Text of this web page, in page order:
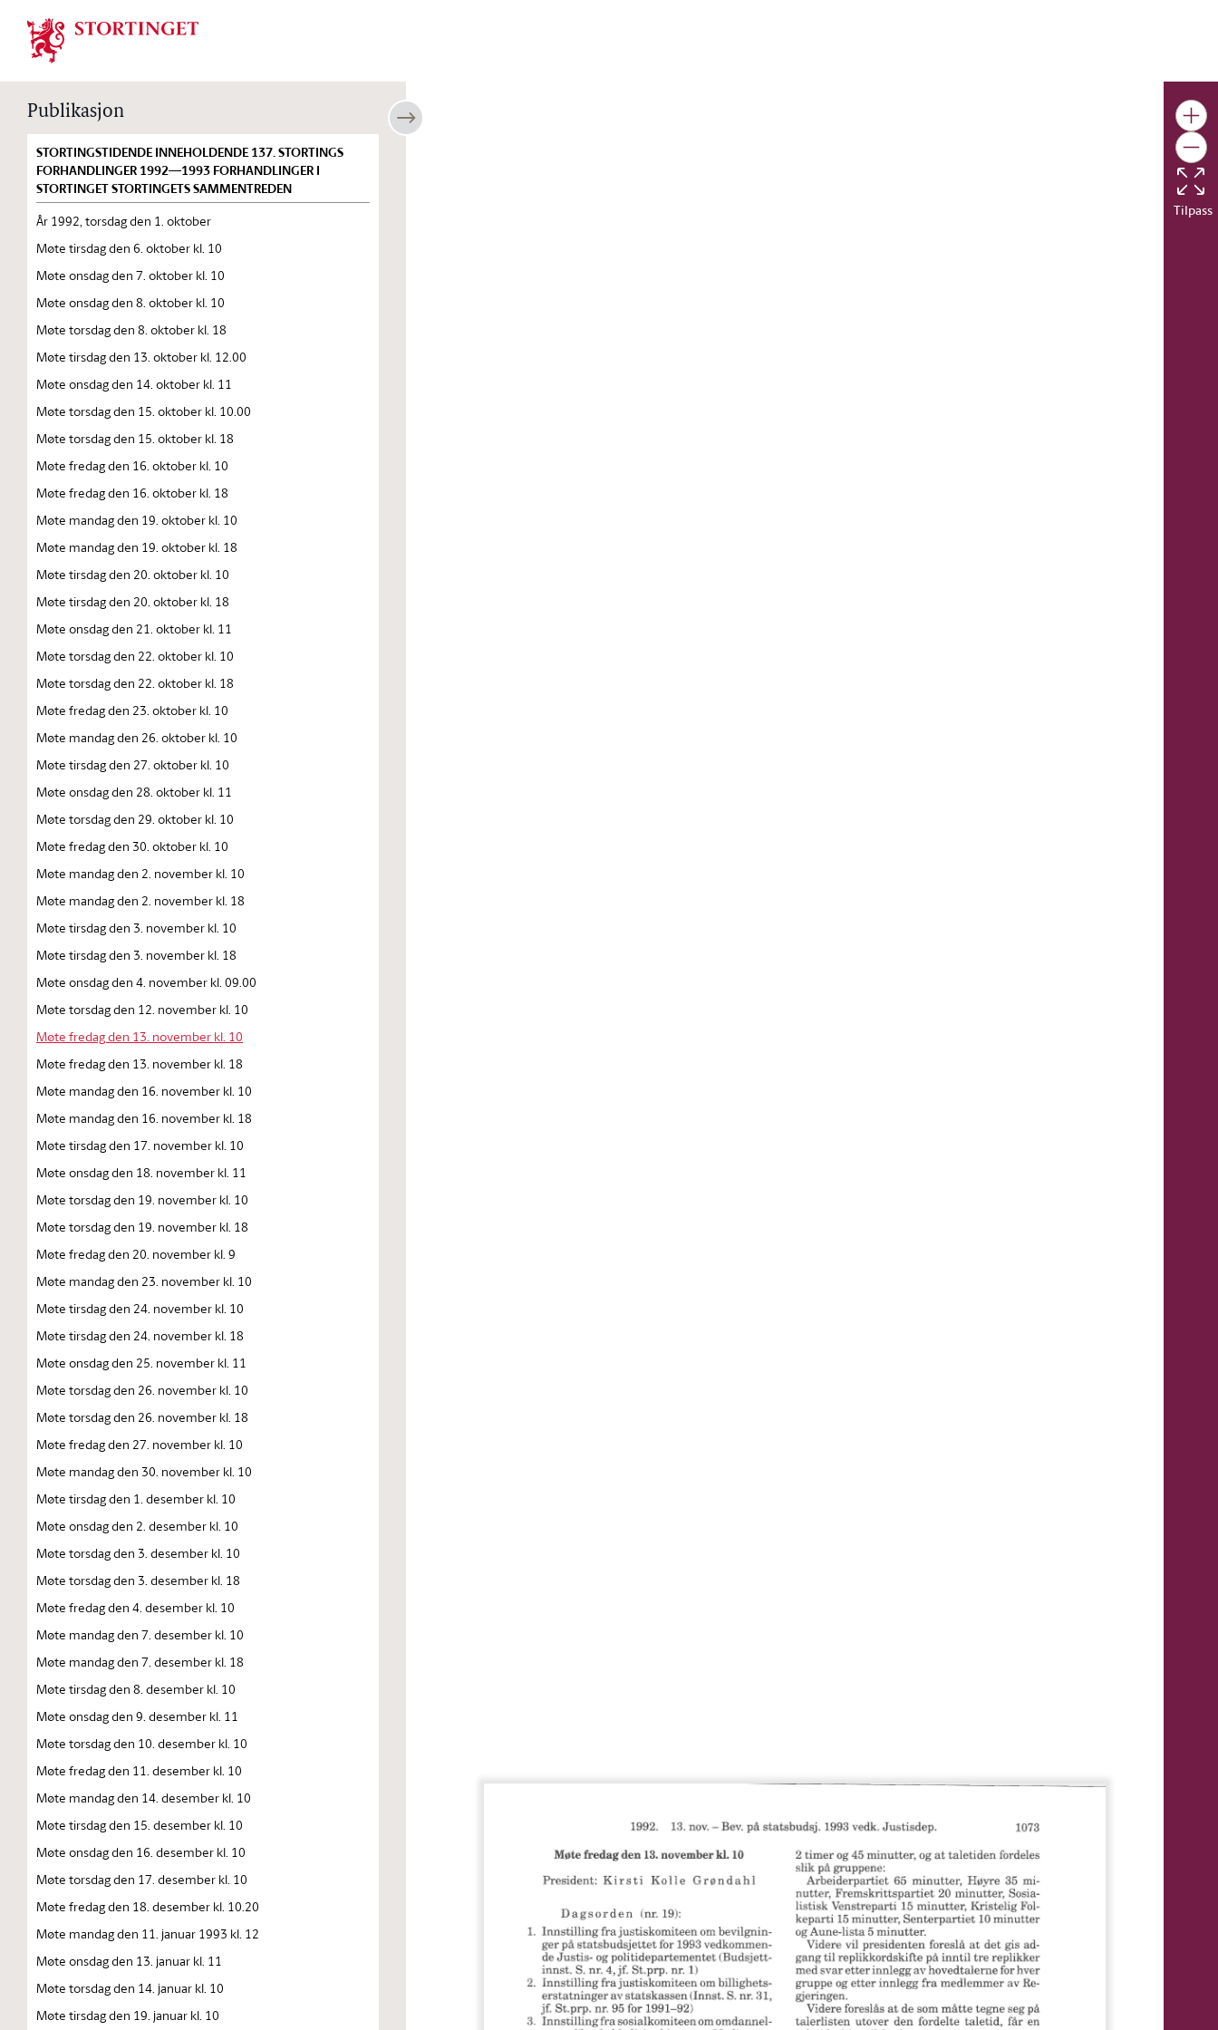
Stortinget.no
Publikasjon
STORTINGSTIDENDE INNEHOLDENDE 137. STORTINGS
FORHANDLINGER 1992—1993 FORHANDLINGER I
STORTINGET STORTINGETS SAMMENTREDEN
År 1992, torsdag den 1. oktober
Møte tirsdag den 6. oktober kl. 10
Møte onsdag den 7. oktober kl. 10
Møte onsdag den 8. oktober kl. 10
Møte torsdag den 8. oktober kl. 18
Møte tirsdag den 13. oktober kl. 12.00
Møte onsdag den 14. oktober kl. 11
Møte torsdag den 15. oktober kl. 10.00
Møte torsdag den 15. oktober kl. 18
Møte fredag den 16. oktober kl. 10
Møte fredag den 16. oktober kl. 18
Møte mandag den 19. oktober kl. 10
Møte mandag den 19. oktober kl. 18
Møte tirsdag den 20. oktober kl. 10
Møte tirsdag den 20. oktober kl. 18
Møte onsdag den 21. oktober kl. 11
Møte torsdag den 22. oktober kl. 10
Møte torsdag den 22. oktober kl. 18
Møte fredag den 23. oktober kl. 10
Møte mandag den 26. oktober kl. 10
Møte tirsdag den 27. oktober kl. 10
Møte onsdag den 28. oktober kl. 11
Møte torsdag den 29. oktober kl. 10
Møte fredag den 30. oktober kl. 10
Møte mandag den 2. november kl. 10
Møte mandag den 2. november kl. 18
Møte tirsdag den 3. november kl. 10
Møte tirsdag den 3. november kl. 18
Møte onsdag den 4. november kl. 09.00
Møte torsdag den 12. november kl. 10
Møte fredag den 13. november kl. 10
Møte fredag den 13. november kl. 18
Møte mandag den 16. november kl. 10
Møte mandag den 16. november kl. 18
Møte tirsdag den 17. november kl. 10
Møte onsdag den 18. november kl. 11
Møte torsdag den 19. november kl. 10
Møte torsdag den 19. november kl. 18
Møte fredag den 20. november kl. 9
Møte mandag den 23. november kl. 10
Møte tirsdag den 24. november kl. 10
Møte tirsdag den 24. november kl. 18
Møte onsdag den 25. november kl. 11
Møte torsdag den 26. november kl. 10
Møte torsdag den 26. november kl. 18
Møte fredag den 27. november kl. 10
Møte mandag den 30. november kl. 10
Møte tirsdag den 1. desember kl. 10
Møte onsdag den 2. desember kl. 10
Møte torsdag den 3. desember kl. 10
Møte torsdag den 3. desember kl. 18
Møte fredag den 4. desember kl. 10
Møte mandag den 7. desember kl. 10
Møte mandag den 7. desember kl. 18
Møte tirsdag den 8. desember kl. 10
Møte onsdag den 9. desember kl. 11
Møte torsdag den 10. desember kl. 10
Møte fredag den 11. desember kl. 10
Møte mandag den 14. desember kl. 10
Møte tirsdag den 15. desember kl. 10
Møte onsdag den 16. desember kl. 10
Møte torsdag den 17. desember kl. 10
Møte fredag den 18. desember kl. 10.20
Møte mandag den 11. januar 1993 kl. 12
Møte onsdag den 13. januar kl. 11
Møte torsdag den 14. januar kl. 10
Møte tirsdag den 19. januar kl. 10